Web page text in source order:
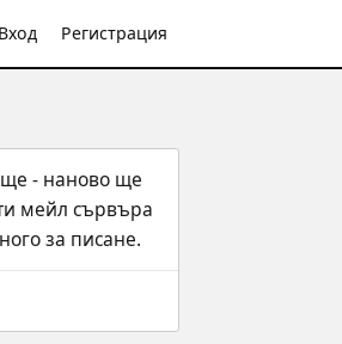
Вход Регистрация
- наново ще
мейл сървъра
за писане.